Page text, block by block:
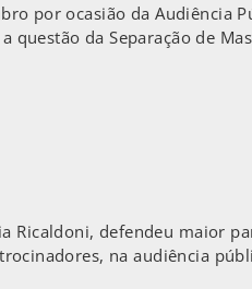
por ocasião da Audiência
questão da Separação de
Ricaldoni, defendeu maior
na audiência